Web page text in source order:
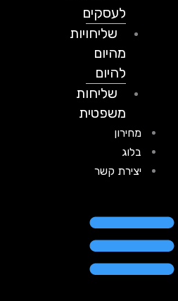
לעסקים
שליחויות
מהיום
להיום
שליחות
משפטית
מחירון
בלוג
יצירת קשר